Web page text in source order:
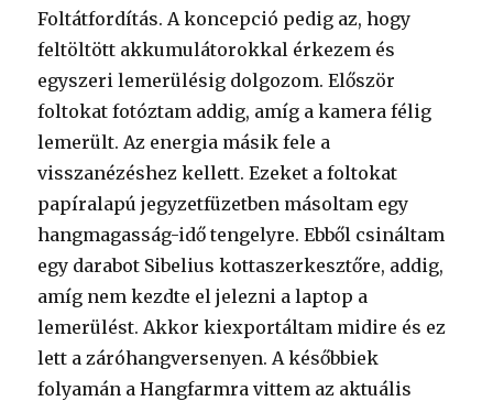
Foltátfordítás. A koncepció pedig az, hogy
feltöltött akkumulátorokkal érkezem és
egyszeri lemerülésig dolgozom. Először
foltokat fotóztam addig, amíg a kamera félig
lemerült. Az energia másik fele a
visszanézéshez kellett. Ezeket a foltokat
papíralapú jegyzetfüzetben másoltam egy
hangmagasság-idő tengelyre. Ebből csináltam
egy darabot Sibelius kottaszerkesztőre, addig,
amíg nem kezdte el jelezni a laptop a
lemerülést. Akkor kiexportáltam midire és ez
lett a záróhangversenyen. A későbbiek
folyamán a Hangfarmra vittem az aktuális